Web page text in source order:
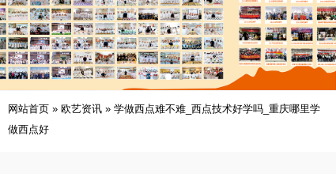
网站首页 » 欧艺资讯 » 学做西点难不难_西点技术好学吗_重庆哪里学
做西点好